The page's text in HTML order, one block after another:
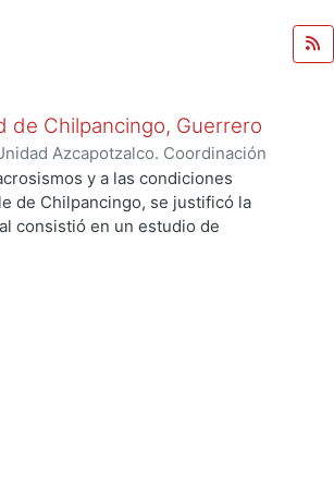
de Chilpancingo, Guerrero
Azcapotzalco. Coordinación
Andrés y a las condiciones
de Chilpancingo, se justificó la
consistió en un estudio de